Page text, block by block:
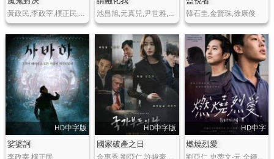
黃政民,李政宰,樸正民,崔嬉序,樸明勳 池昌旭,元真兒,尹世雅,林元熙,金元海 韓石圭,金賢珠,徐康俊
HD中字版
娑婆訶
李政宰,樸正民
HD中字版
國家破產之日
金惠秀,劉亞仁,許峻豪,趙宇鎮,文森特·卡索
HD中字
燃燒烈愛
劉亞仁,史蒂文·元,全鍾瑞,金秀京,崔承浩